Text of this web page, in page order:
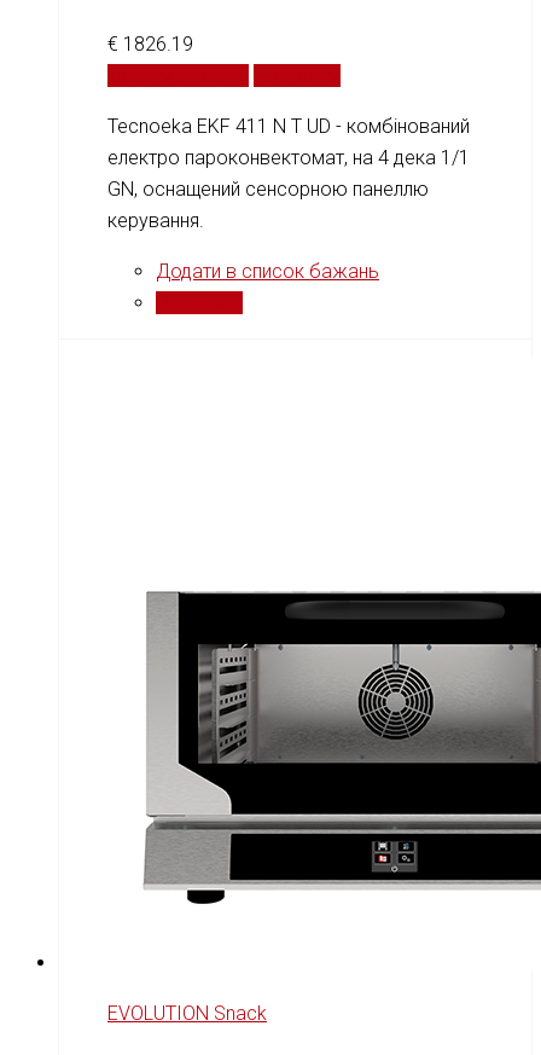
€ 1826.19
Tecnoeka EKF 411 N T UD - комбінований
електро пароконвектомат, на 4 дека 1/1
GN, оснащений cенсорною панеллю
керування.
Додати в список бажань
EVOLUTION Snack